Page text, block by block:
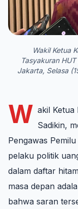
Wakil Ketua
Tasyakuran
Jakarta, Selasa
W akil Ketua
Sadikin,
Pengawas
pelaku politik
dalam daftar
masa depan
bahwa saran